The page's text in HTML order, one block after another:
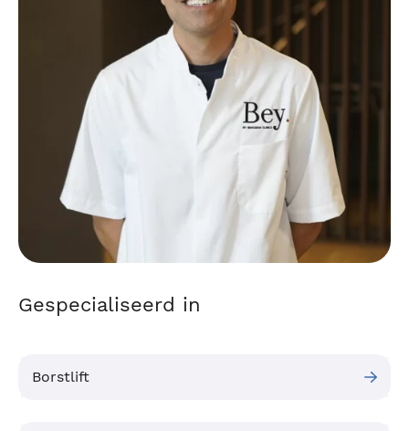
Gespecialiseerd in
Borstlift